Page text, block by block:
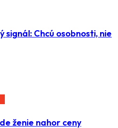
signál: Chcú osobnosti, nie
ženie nahor ceny